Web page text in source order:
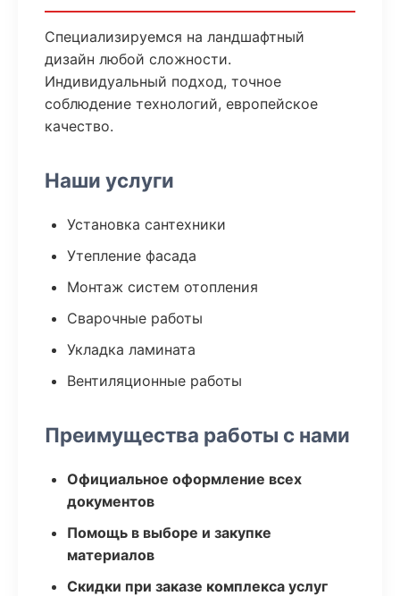
Специализируемся на ландшафтный
дизайн любой сложности.
Индивидуальный подход, точное
соблюдение технологий, европейское
качество.
Наши услуги
Установка сантехники
Утепление фасада
Монтаж систем отопления
Сварочные работы
Укладка ламината
Вентиляционные работы
Преимущества работы с нами
Официальное оформление всех
документов
Помощь в выборе и закупке
материалов
Скидки при заказе комплекса услуг